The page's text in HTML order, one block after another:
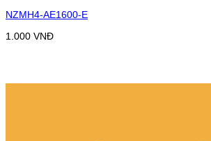
NZMH4-AE1600-E
1.000 VNĐ